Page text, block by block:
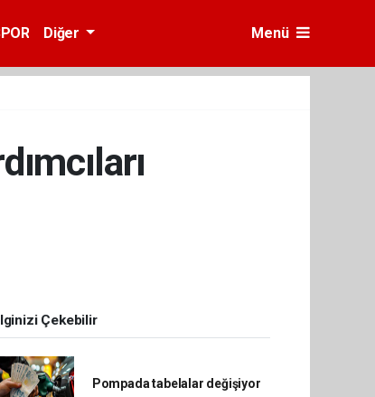
Diğer Menü
Çekebilir
Pompada tabelalar değişiyor